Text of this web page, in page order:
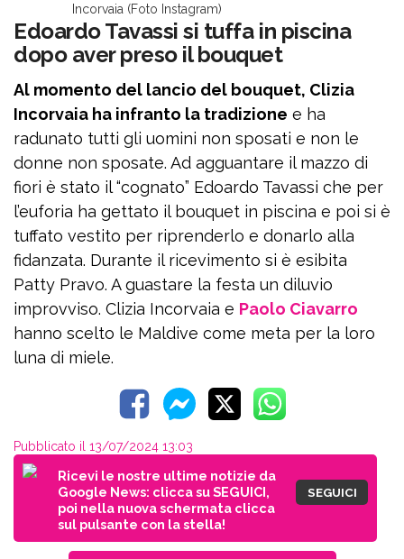
Incorvaia (Foto Instagram)
Edoardo Tavassi si tuffa in piscina
dopo aver preso il bouquet
Al momento del lancio del bouquet, Clizia
Incorvaia ha infranto la tradizione e ha
radunato tutti gli uomini non sposati e non le
donne non sposate. Ad agguantare il mazzo di
fiori è stato il “cognato” Edoardo Tavassi che per
l’euforia ha gettato il bouquet in piscina e poi si è
tuffato vestito per riprenderlo e donarlo alla
fidanzata. Durante il ricevimento si è esibita
Patty Pravo. A guastare la festa un diluvio
improvviso. Clizia Incorvaia e Paolo Ciavarro
hanno scelto le Maldive come meta per la loro
luna di miele.
Pubblicato il 13/07/2024 13:03
Ricevi le nostre ultime notizie da
Google News: clicca su SEGUICI,
poi nella nuova schermata clicca
sul pulsante con la stella!
SEGUICI